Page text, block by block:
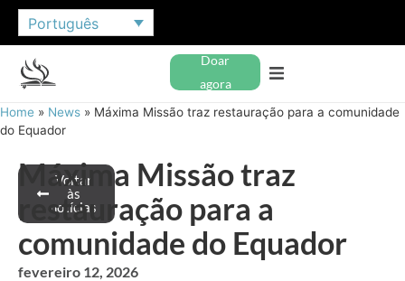
Português
Doar
agora
Home » News » Máxima Missão traz restauração para a comunidade
do Equador
Voltar
às
notícias
Máxima Missão traz
restauração para a
comunidade do Equador
fevereiro 12, 2026